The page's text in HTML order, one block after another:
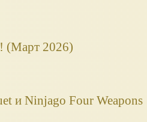
(Март 2026)
и Ninjago Four Weapons